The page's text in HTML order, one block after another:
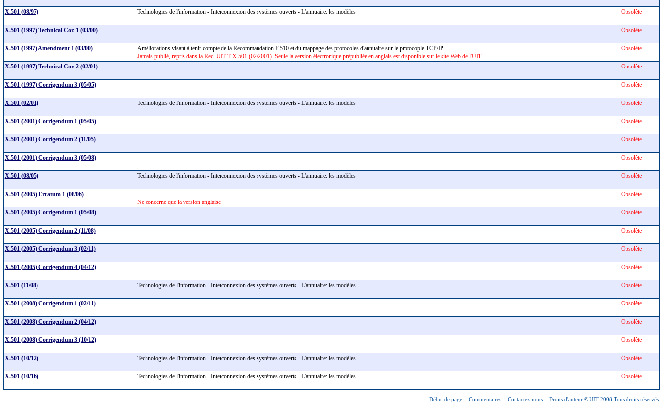
X.501 (08/97) Technologies de l'information - Interconnexion des systèmes ouverts - L'annuaire: les modèles Obsolète
X.501 (1997) Technical Cor. 1 (03/00) Obsolète
X.501 (1997) Amendment 1 (03/00)
Améliorations visant à tenir compte de la Recommandation F.510 et du mappage des protocoles d'annuaire sur le protocople TCP/IP
Jamais publié, repris dans la Rec. UIT-T X.501 (02/2001). Seule la version électronique prépubliée en anglais est disponible sur le site Web de l'UIT
Obsolète
X.501 (1997) Technical Cor. 2 (02/01) Obsolète
X.501 (1997) Corrigendum 3 (05/05) Obsolète
X.501 (02/01) Technologies de l'information - Interconnexion des systèmes ouverts - L'annuaire: les modèles Obsolète
X.501 (2001) Corrigendum 1 (05/05) Obsolète
X.501 (2001) Corrigendum 2 (11/05) Obsolète
X.501 (2001) Corrigendum 3 (05/08) Obsolète
X.501 (08/05) Technologies de l'information - Interconnexion des systèmes ouverts - L'annuaire: les modèles Obsolète
X.501 (2005) Erratum 1 (08/06)
Ne concerne que la version anglaise
Obsolète
X.501 (2005) Corrigendum 1 (05/08) Obsolète
X.501 (2005) Corrigendum 2 (11/08) Obsolète
X.501 (2005) Corrigendum 3 (02/11) Obsolète
X.501 (2005) Corrigendum 4 (04/12) Obsolète
X.501 (11/08) Technologies de l'information - Interconnexion des systèmes ouverts - L'annuaire: les modèles Obsolète
X.501 (2008) Corrigendum 1 (02/11) Obsolète
X.501 (2008) Corrigendum 2 (04/12) Obsolète
X.501 (2008) Corrigendum 3 (10/12) Obsolète
X.501 (10/12) Technologies de l'information - Interconnexion des systèmes ouverts - L'annuaire: les modèles Obsolète
X.501 (10/16) Technologies de l'information - Interconnexion des systèmes ouverts - L'annuaire: les modèles Obsolète
Début de page - Commentaires - Contactez-nous - Droits d'auteur © UIT 2008 Tous droits réservés